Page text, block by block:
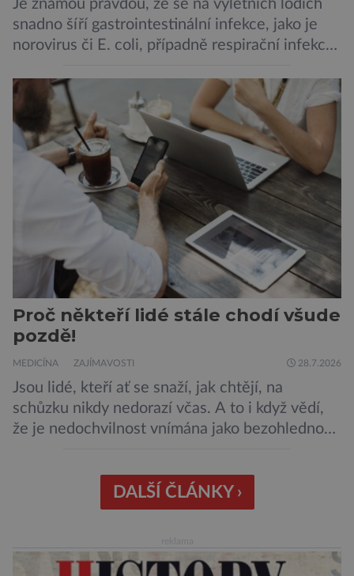
Je známou pravdou, že se na výletních lodích
snadno šíří gastrointestinální infekce, jako je
norovirus či E. coli, případně respirační infekce,
Ovšem slyšet o prvním ohnisku hantaviru na
výletní lodi bylo znepokojivé i pro odborníky.
Zdá se, že nebezpečí bylo prozatím zažehnáno.
Máme se bát nové pandemie? Hantavirus […]
Proč někteří lidé stále chodí všude
pozdě!
MEDICÍNA ZAJÍMAVOSTI 28.7.2026
Jsou lidé, kteří ať se snaží, jak chtějí, na
schůzku nikdy nedorazí včas. A to i když vědí,
že je nedochvilnost vnímána jako bezohlednost
chodí chronicky pozdě, možná úplně nemohou.
Jaké jsou nejčastější příčiny nedochvilnosti? A
DALŠÍ ČLÁNKY ›